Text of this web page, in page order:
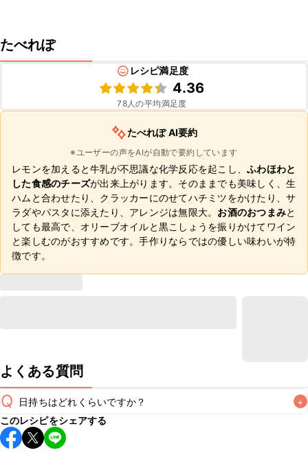
たべれぽ
レシピ満足度
4.36
78人の平均満足度
たべれぽ AI要約
※ユーザーの声をAIが自動で要約しています
レモンを加えると牛乳が不思議な化学反応を起こし、 ふわほわと
した食感のチーズが出来上がります。そのままでも美味しく、生
ハムと合わせたり、クラッカーにのせてハチミツをかけたり、サ
ラダやパスタに添えたり、アレンジは無限大。 お酒のおつまみと
しても最高で、オリーブオイルと黒こしょうを振りかけてワイン
と楽しむのがおすすめです。手作りならではの優しい味わいが特
徴です。
よくある質問
Q 日持ちはどれくらいですか？ +
保存期間は冷蔵で当日中が目安です。なるべくお早めにお召
し上がりください。
このレシピをシェアする